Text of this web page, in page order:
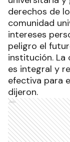
derechos de
comunidad
intereses
peligro el
institución. La
es integral y
efectiva para
dijeron.
Ads